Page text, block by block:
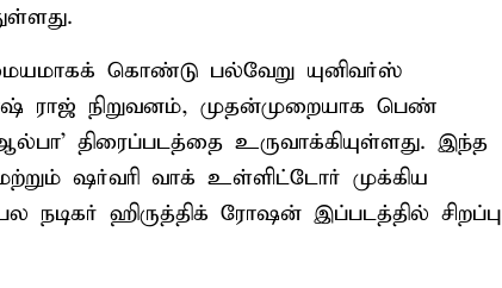
கொண்டு பல்வேறு யுனிவர்ஸ்
ராஜ் நிறுவனம், முதன்முறையாக பெண்
திரைப்படத்தை உருவாக்கியுள்ளது. இந்த
ஷர்வரி வாக் உள்ளிட்டோர் முக்கிய
நடிகர் ஹிருத்திக் ரோஷன் இப்படத்தில் சிறப்பு